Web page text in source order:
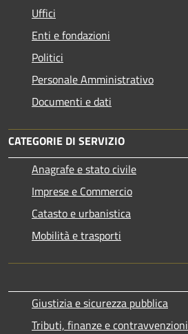
Uffici
Enti e fondazioni
Politici
Personale Amministrativo
Documenti e dati
CATEGORIE DI SERVIZIO
Anagrafe e stato civile
Imprese e Commercio
Catasto e urbanistica
Mobilità e trasporti
Giustizia e sicurezza pubblica
Tributi, finanze e contravvenzioni